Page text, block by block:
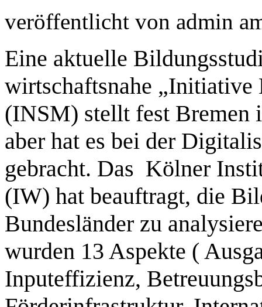
veröffentlicht von admin
Eine aktuelle
wirtschaftsnahe
(INSM) stellt fest Bremen
aber hat es bei der
gebracht. Das Kölner
(IW) hat beauftragt, die
Bundesländer zu
wurden 13 Aspekte (
Inputeffizienz,